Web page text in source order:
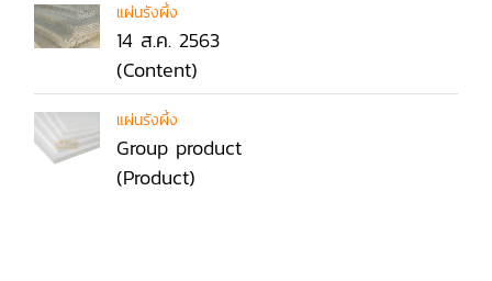
แผ่นรังผึ้ง
14 ส.ค. 2563
(Content)
แผ่นรังผึ้ง
Group product
(Product)